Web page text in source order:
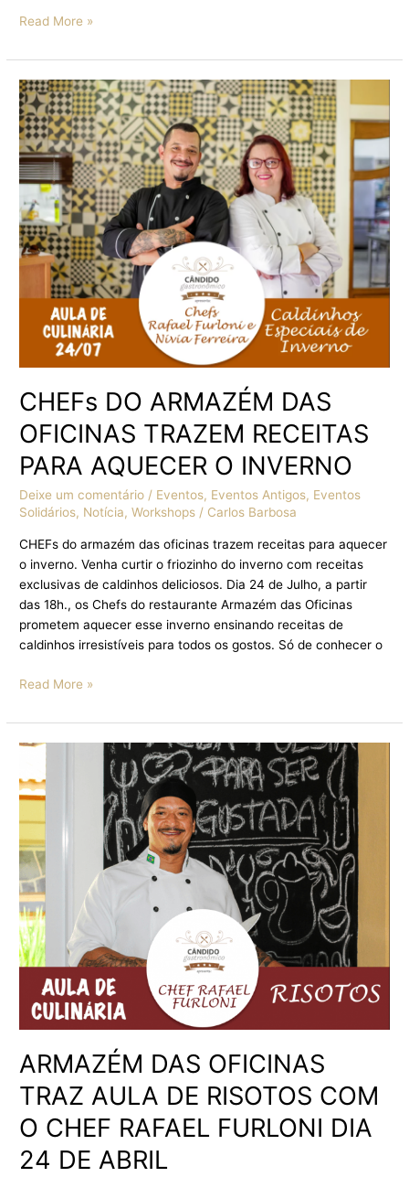
Read More »
CHEFs DO ARMAZÉM DAS
OFICINAS TRAZEM RECEITAS
PARA AQUECER O INVERNO
Deixe um comentário / Eventos, Eventos Antigos, Eventos
Solidários, Notícia,Workshops / Carlos Barbosa
CHEFs do armazém das oficinas trazem receitas para aquecer
o inverno. Venha curtir o friozinho do inverno com receitas
exclusivas de caldinhos deliciosos. Dia 24 de Julho, a partir
das 18h., os Chefs do restaurante Armazém das Oficinas
prometem aquecer esse inverno ensinando receitas de
caldinhos irresistíveis para todos os gostos. Só de conhecer o
CHEFs
DO
ARMAZÉM
DAS
OFICINAS
TRAZEM
RECEITAS
PARA
AQUECER
O
INVERNO
Read More »
ARMAZÉM DAS OFICINAS
TRAZ AULA DE RISOTOS COM
O CHEF RAFAEL FURLONI DIA
24 DE ABRIL
ARMAZÉM
OFICINAS
DE
RISOTOS
COM
O
CHEF
RAFAEL
24
DE
ABRIL